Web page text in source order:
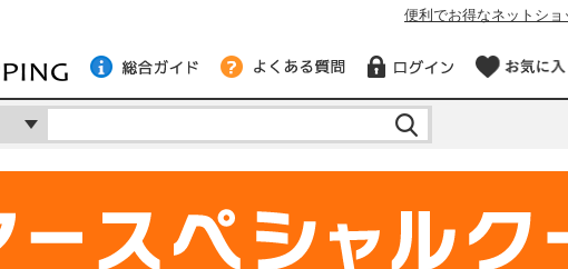
便利でお得なネットシ